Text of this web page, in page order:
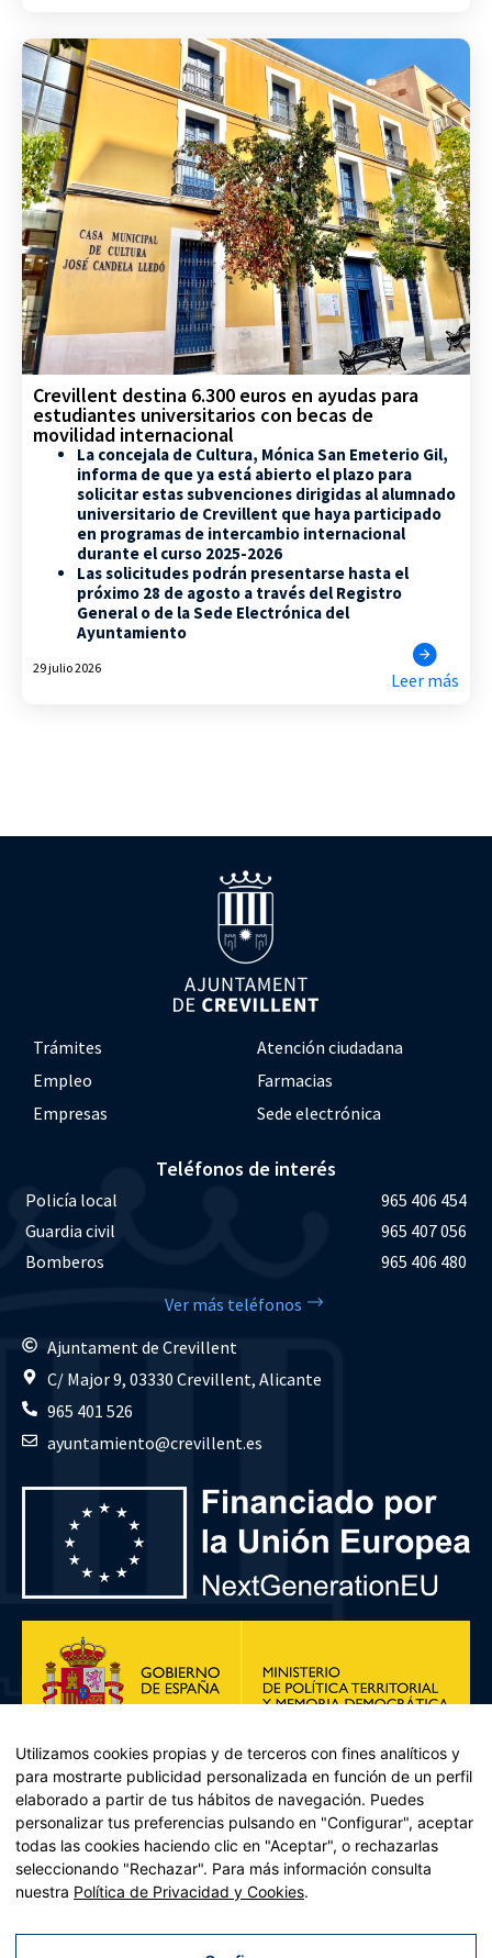
Crevillent destina 6.300 euros en ayudas para
estudiantes universitarios con becas de
movilidad internacional
La concejala de Cultura, Mónica San Emeterio Gil,
informa de que ya está abierto el plazo para
solicitar estas subvenciones dirigidas al alumnado
universitario de Crevillent que haya participado
en programas de intercambio internacional
durante el curso 2025-2026
Las solicitudes podrán presentarse hasta el
próximo 28 de agosto a través del Registro
General o de la Sede Electrónica del
Ayuntamiento
29 julio 2026
Leer más
Trámites
Atención ciudadana
Empleo
Farmacias
Empresas
Sede electrónica
Teléfonos de interés
Policía local
965 406 454
Guardia civil
965 407 056
Bomberos
965 406 480
Ver más teléfonos
Ajuntament de Crevillent
C/ Major 9, 03330 Crevillent, Alicante
965 401 526
ayuntamiento@crevillent.es
Plan de Recuperación, Transformación y Resiliencia – Financiado por
Recuperación y resiliencia, establecido por el Reglamento (UE)
Utilizamos cookies propias y de terceros con fines analíticos y
para mostrarte publicidad personalizada en función de un perfil
elaborado a partir de tus hábitos de navegación. Puedes
personalizar tus preferencias pulsando en "Configurar", aceptar
todas las cookies haciendo clic en "Aceptar", o rechazarlas
seleccionando "Rechazar". Para más información consulta
nuestra Política de Privacidad y Cookies.